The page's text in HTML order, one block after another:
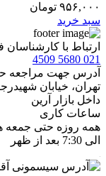
۹۵۶,۰۰۰ تومان
سبد خرید
ارتباط با
021 5680 4509
آدرس جهت مراجعه
تهران، خيابان
داخل بازار آرین
ساعات کاری
الی 7:30 بعد از ظهر